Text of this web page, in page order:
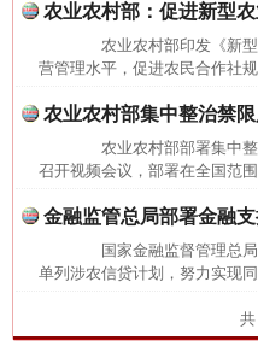
农业农村部：促进新型
农业农村部印发《新型
营管理水平，促进农民合作社
农业农村部集中整治禁
农业农村部部署集中整
召开视频会议，部署在全国范
金融监管总局部署金融
国家金融监督管理总局4
单列涉农信贷计划，努力实